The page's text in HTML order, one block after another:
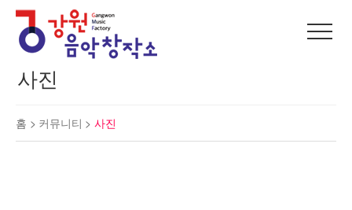
사진
홈 > 커뮤니티 > 사진